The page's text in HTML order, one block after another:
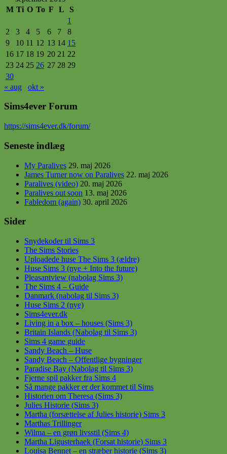
M Ti O To F L
S
1
2
3 4 5 6 7
8
9
10 11 12 13 14 15
16 17 18 19 20 21 22
23 24 25 26 27 28 29
30
« aug
okt »
Sims4ever Forum
https://sims4ever.dk/forum/
Seneste indlæg
My Paralives 29. maj 2026
James Turner now on Paralives 22. maj 2026
Paralives (video) 20. maj 2026
Paralives out soon 13. maj 2026
Fabledom (again) 30. april 2026
Sider
Snydekoder til Sims 3
The Sims Stories
Uploadede huse The Sims 3 (ældre)
Huse Sims 3 (nye + Into the future)
Pleasantview (nabolag Sims 3)
The Sims 4 – Guide
Danmark (nabolag til Sims 3)
Huse Sims 2 (nye)
Sims4ever.dk
Living in a box – houses (Sims 3)
Britain Islands (Nabolag til Sims 3)
Sims 4 game guide
Sandy Beach – Huse
Sandy Beach – Offentlige bygninger
Paradise Bay (Nabolag til Sims 3)
Fjerne spil pakker fra Sims 4
Så mange pakker er der kommet til Sims
Historien om Theresa (Sims 3)
Julies Historie (Sims 3)
Martha (forsættelse af Julies historie) Sims 3
Marthas Trillinger
Wilma – en grøn livsstil (Sims 4)
Martha Ligusterhaek (Forsat historie) Sims 3
Louisa Bennet – en stræber historie (Sims 3)